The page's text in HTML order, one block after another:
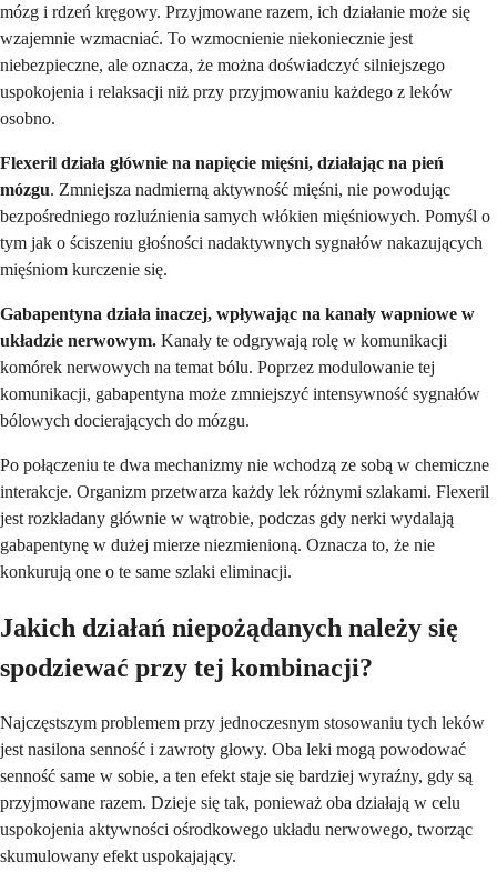
mózg i rdzeń kręgowy. Przyjmowane razem, ich działanie może się
wzajemnie wzmacniać. To wzmocnienie niekoniecznie jest
niebezpieczne, ale oznacza, że można doświadczyć silniejszego
uspokojenia i relaksacji niż przy przyjmowaniu każdego z leków
osobno.
Flexeril działa głównie na napięcie mięśni, działając na pień
mózgu. Zmniejsza nadmierną aktywność mięśni, nie powodując
bezpośredniego rozluźnienia samych włókien mięśniowych. Pomyśl o
tym jak o ściszeniu głośności nadaktywnych sygnałów nakazujących
mięśniom kurczenie się.
Gabapentyna działa inaczej, wpływając na kanały wapniowe w
układzie nerwowym. Kanały te odgrywają rolę w komunikacji
komórek nerwowych na temat bólu. Poprzez modulowanie tej
komunikacji, gabapentyna może zmniejszyć intensywność sygnałów
bólowych docierających do mózgu.
Po połączeniu te dwa mechanizmy nie wchodzą ze sobą w chemiczne
interakcje. Organizm przetwarza każdy lek różnymi szlakami. Flexeril
jest rozkładany głównie w wątrobie, podczas gdy nerki wydalają
gabapentynę w dużej mierze niezmienioną. Oznacza to, że nie
konkurują one o te same szlaki eliminacji.
Jakich działań niepożądanych należy się
spodziewać przy tej kombinacji?
Najczęstszym problemem przy jednoczesnym stosowaniu tych leków
jest nasilona senność i zawroty głowy. Oba leki mogą powodować
senność same w sobie, a ten efekt staje się bardziej wyraźny, gdy są
przyjmowane razem. Dzieje się tak, ponieważ oba działają w celu
uspokojenia aktywności ośrodkowego układu nerwowego, tworząc
skumulowany efekt uspokajający.